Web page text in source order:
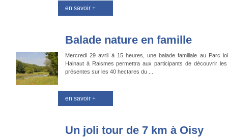
en savoir +
Balade nature en famille
Mercredi 29 avril à 15 heures, une balade familiale au Parc
Hainaut à Raismes permettra aux participants de découvrir
présentes sur les 40 hectares du ...
en savoir +
Un joli tour de 7 km à Oisy